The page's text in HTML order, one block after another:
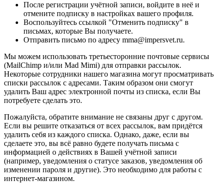
После регистрации учётной записи, войдите в неё и
отмените подписку в настройках вашего профиля.
Воспользуйтесь ссылкой "Отменить подписку" в
письмах, которые Вы получаете.
Отправить письмо по адресу mma@impersvet.ru.
Мы можем использовать третьесторонние почтовые сервисы
(MailChimp и/или Mad Mimi) для отправки рассылок.
Некоторые сотрудники нашего магазина могут просматривать
списки рассылок с адресами. Таким образом они смогут
удалить Ваш адрес электронной почты из списка, если Вы
потребуете сделать это.
Пожалуйста, обратите внимание не связаны друг с другом.
Если вы решите отказаться от всех рассылок, вам придётся
удалить себя из каждого списка. Однако, даже, если вы
сделаете это, вы всё равно будете получать письма с
информацией о действиях в Вашей учётной записи
(например, уведомления о статусе заказов, уведомления об
изменении пароля и другие). Это необходимо для работы с
интернет-магазином.